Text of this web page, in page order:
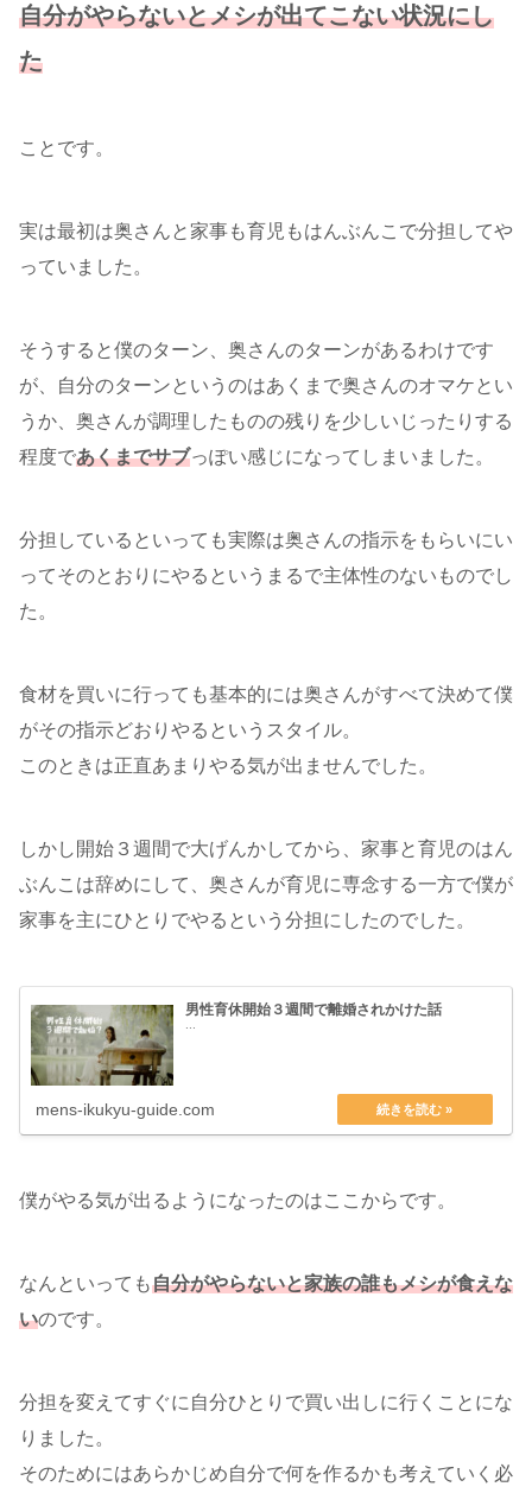
自分がやらないとメシが出てこない状況にし
た
ことです。
実は最初は奥さんと家事も育児もはんぶんこで分担してや
っていました。
そうすると僕のターン、奥さんのターンがあるわけです
が、自分のターンというのはあくまで奥さんのオマケとい
うか、奥さんが調理したものの残りを少しいじったりする
程度であくまでサブっぽい感じになってしまいました。
分担しているといっても実際は奥さんの指示をもらいにい
ってそのとおりにやるというまるで主体性のないものでし
た。
食材を買いに行っても基本的には奥さんがすべて決めて僕
がその指示どおりやるというスタイル。
このときは正直あまりやる気が出ませんでした。
しかし開始３週間で大げんかしてから、家事と育児のはん
ぶんこは辞めにして、奥さんが育児に専念する一方で僕が
家事を主にひとりでやるという分担にしたのでした。
男性育休開始３週間で離婚されかけた話
...
mens-ikukyu-guide.com
僕がやる気が出るようになったのはここからです。
なんといっても自分がやらないと家族の誰もメシが食えな
いのです。
分担を変えてすぐに自分ひとりで買い出しに行くことにな
りました。
そのためにはあらかじめ自分で何を作るかも考えていく必